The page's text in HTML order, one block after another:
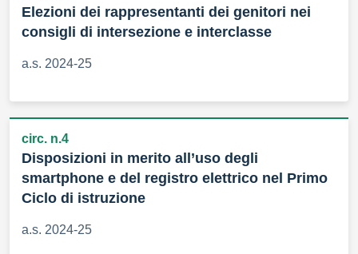
Elezioni dei rappresentanti dei genitori nei
consigli di intersezione e interclasse
a.s. 2024-25
circ. n.4
Disposizioni in merito all’uso degli
smartphone e del registro elettrico nel Primo
Ciclo di istruzione
a.s. 2024-25